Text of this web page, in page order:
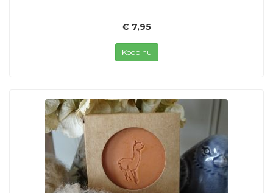
€ 7,95
Koop nu